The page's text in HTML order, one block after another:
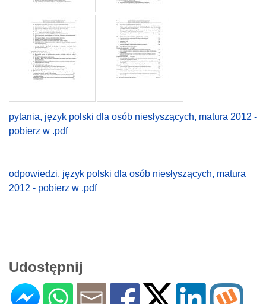
pytania, język polski dla osób niesłyszących, matura 2012 -
pobierz w .pdf
odpowiedzi, język polski dla osób niesłyszących, matura
2012 - pobierz w .pdf
Udostępnij